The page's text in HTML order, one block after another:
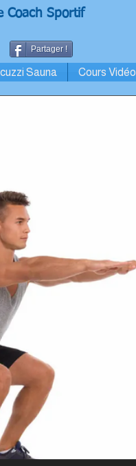
Partager !
Coach Sportif
Sauna Cours Vidéo